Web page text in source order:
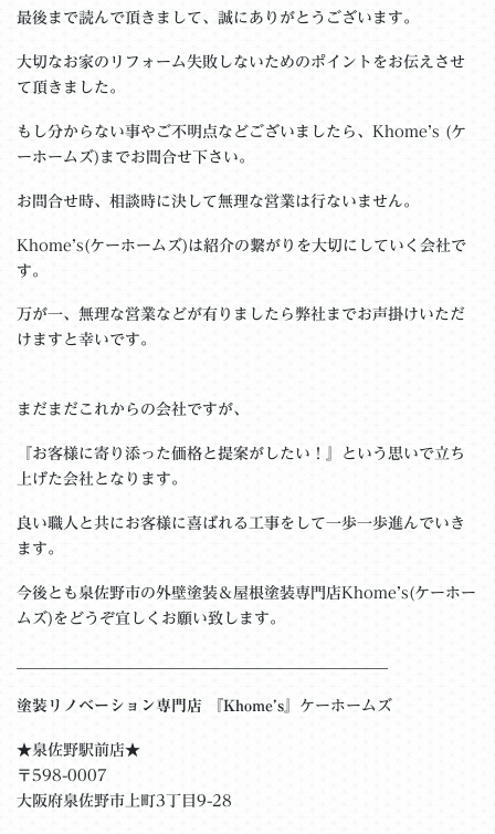
最後まで読んで頂きまして、誠にありがとうございます。
大切なお家のリフォーム失敗しないためのポイントをお伝えさせ
て頂きました。
もし分からない事やご不明点などございましたら、Khome’s (ケ
ーホームズ)までお問合せ下さい。
お問合せ時、相談時に決して無理な営業は行ないません。
Khome’s(ケーホームズ)は紹介の繋がりを大切にしていく会社で
す。
万が一、無理な営業などが有りましたら弊社までお声掛けいただ
けますと幸いです。
まだまだこれからの会社ですが、
『お客様に寄り添った価格と提案がしたい！』という思いで立ち
上げた会社となります。
良い職人と共にお客様に喜ばれる工事をして一歩一歩進んでいき
ます。
今後とも泉佐野市の外壁塗装＆屋根塗装専門店Khome’s(ケーホー
ムズ)をどうぞ宜しくお願い致します。
塗装リノベーション専門店 『Khome’s』 ケーホームズ
★泉佐野駅前店★
〒598-0007
大阪府泉佐野市上町3丁目9-28